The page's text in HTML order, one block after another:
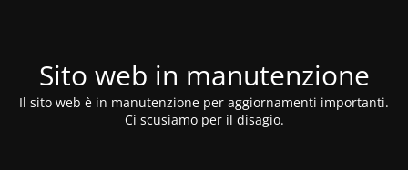
Sito web in manutenzione
Il sito web è in manutenzione per aggiornamenti importanti.
Ci scusiamo per il disagio.